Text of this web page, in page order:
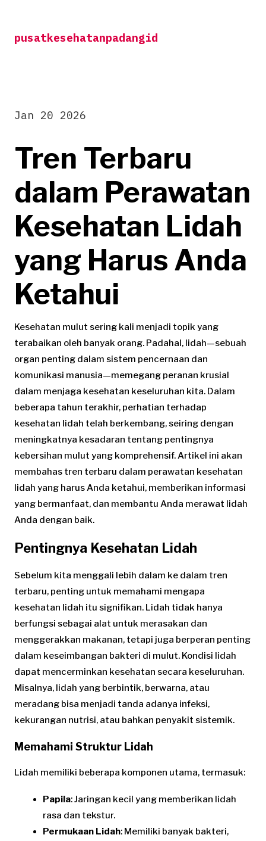
contentpusatkesehatanpadangid
Tren Terbaru
dalam Perawatan
Kesehatan Lidah
yang Harus Anda
Ketahui
Jan 20 2026
Kesehatan mulut sering kali menjadi topik yang
terabaikan oleh banyak orang. Padahal, lidah—sebuah
organ penting dalam sistem pencernaan dan
komunikasi manusia—memegang peranan krusial
dalam menjaga kesehatan keseluruhan kita. Dalam
beberapa tahun terakhir, perhatian terhadap
kesehatan lidah telah berkembang, seiring dengan
meningkatnya kesadaran tentang pentingnya
kebersihan mulut yang komprehensif. Artikel ini akan
membahas tren terbaru dalam perawatan kesehatan
lidah yang harus Anda ketahui, memberikan informasi
yang bermanfaat, dan membantu Anda merawat lidah
Anda dengan baik.
Pentingnya Kesehatan Lidah
Sebelum kita menggali lebih dalam ke dalam tren
terbaru, penting untuk memahami mengapa
kesehatan lidah itu signifikan. Lidah tidak hanya
berfungsi sebagai alat untuk merasakan dan
menggerakkan makanan, tetapi juga berperan penting
dalam keseimbangan bakteri di mulut. Kondisi lidah
dapat mencerminkan kesehatan secara keseluruhan.
Misalnya, lidah yang berbintik, berwarna, atau
meradang bisa menjadi tanda adanya infeksi,
kekurangan nutrisi, atau bahkan penyakit sistemik.
Memahami Struktur Lidah
Lidah memiliki beberapa komponen utama, termasuk:
Papila: Jaringan kecil yang memberikan lidah
rasa dan tekstur.
Permukaan Lidah: Memiliki banyak bakteri,